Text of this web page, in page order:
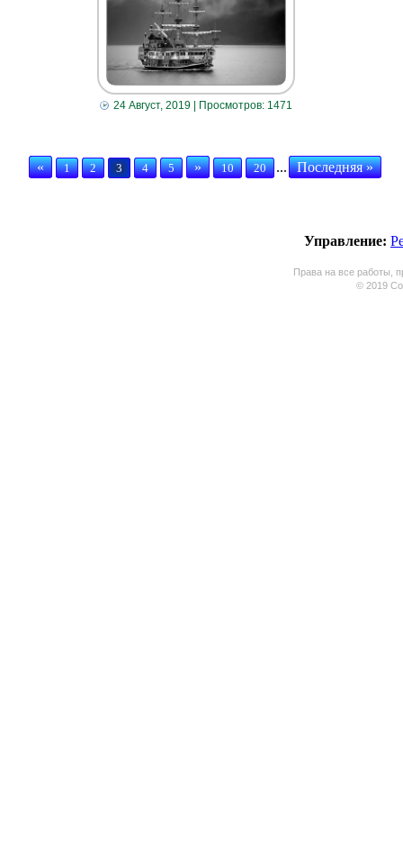
24 Август, 2019 | Просмотров: 1471
« 1 2 3 4 5 » 10 20 ... Последняя »
Управление:
Права на все работы,
© 2019